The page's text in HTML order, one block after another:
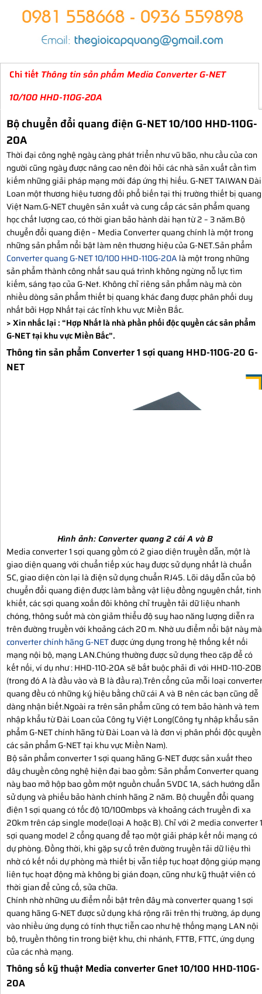
Chi tiết Thông tin sản phẩm Media Converter G-NET
10/100 HHD-110G-20A
Bộ chuyển đổi quang điện G-NET 10/100 HHD-110G-
20A
Thời đại công nghệ ngày càng phát triển như vũ bão, nhu cầu của con
người cũng ngày được nâng cao nên đòi hỏi các nhà sản xuất cần tìm
kiếm những giải pháp mạng mới đáp ứng thị hiếu. G-NET TAIWANĐài
Loan một thương hiệu tương đối phổ biến tại thị trường thiết bị quang
Việt Nam.G-NET chuyên sản xuất và cung cấp các sản phẩm quang
học chất lượng cao, có thời gian bảo hành dài hạn từ 2 – 3 năm.Bộ
chuyển đổi quang điện – Media Converter quang chính là một trong
những sản phẩm nổi bật làm nên thương hiệu của G-NET.Sản phẩm
Converter quang G-NET 10/100 HHD-110G-20A là một trong những
sản phẩm thành công nhất sau quá trình không ngừng nỗ lực tìm
kiếm, sáng tạo của G-Net. Không chỉ riêng sản phẩm này mà còn
nhiều dòng sản phẩm thiết bị quang khác đang được phân phối duy
nhất bởi Hợp Nhất tại các tỉnh khu vực Miền Bắc.
> Xin nhắc lại :“Hợp Nhất là nhà phần phối độc quyền các sản phẩm
G-NET tại khu vực Miền Bắc”.
Thông tin sản phẩm Converter 1 sợi quang HHD-110G-20 G-
NET
Hình ảnh:Converter quang 2 cái A và B
Media converter 1 sợi quang gồm có 2 giao diện truyền dẫn, một là
giao diện quang với chuẩn tiếp xúc hay được sử dụng nhất là chuẩn
SC, giao diện còn lại là điện sử dụng chuẩn RJ45. Lõi dây dẫn của bộ
chuyển đổi quang điện được làm bằng vật liệu đồng nguyên chất, tinh
khiết, các sợi quang xoắn đôi không chỉ truyền tải dữ liệu nhanh
chóng, thông suốt mà còn giảm thiểu độ suy hao năng lượng diễn ra
trên đường truyền với khoảng cách 20 m. Nhờ ưu điểm nổi bật này mà
converter chính hãng G-NETđược ứng dụng trong hệ thống kết nối
mạng nội bộ, mạng LAN.Chúng thường được sử dụng theo cặp để có
kết nối, ví dụ như : HHD-110-20A sẽ bắt buộc phải đi với HHD-110-20B
(trong đó A là đầu vào và B là đầu ra).Trên cổng của mỗi loại converter
quang đều có những ký hiệu bằng chữ cái A và B nên các bạn cũng dễ
dàng nhận biết.Ngoài ra trên sản phẩm cũng có tem bảo hành và tem
nhập khẩu từ Đài Loan của Công ty Việt Long(Công ty nhập khẩu sản
phẩm G-NET chính hãng từ Đài Loan và là đơn vị phân phối độc quyền
các sản phẩm G-NET tại khu vực Miền Nam).
Bộ sản phẩm converter 1 sợi quang hãng G-NET được sản xuất theo
dây chuyền công nghệ hiện đại bao gồm: Sản phẩm Converter quang
này bao mở hộp bao gồm một nguồn chuẩn 5VDC 1A, sách hướng dẫn
sử dụng và phiếu bảo hành chính hãng 2 năm. Bộ chuyển đổi quang
điện 1 sợi quang có tốc độ 10/100mbps và khoảng cách truyền đi xa
20km trên cáp single mode(loại A hoặc B). Chỉ với 2 media converter 1
sợi quang model 2 cổng quang để tạo một giải pháp kết nối mạng có
dự phòng. Đồng thời, khi gặp sự cố trên đường truyền tải dữ liệu thì
nhờ có kết nối dự phòng mà thiết bị vẫn tiếp tục hoạt động giúp mạng
liên tục hoạt động mà không bị gián đoạn, cũng như kỹ thuật viên có
thời gian để củng cố, sửa chữa.
Chính nhờ những ưu điểm nổi bật trên đây mà converter quang 1 sợi
quang hãng G-NET được sử dụng khá rộng rãi trên thị trường, áp dụng
vào nhiều ứng dụng có tính thực tiễn cao như hệ thống mạng LAN nội
bộ, truyền thông tin trong biệt khu, chi nhánh, FTTB, FTTC, ứng dụng
của các nhà mạng.
Thông số kỹ thuật Media converter Gnet 10/100 HHD-110G-
20A